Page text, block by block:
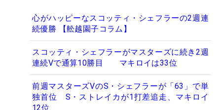
心がハッピーなスコッティ・シェフラーの2週連
続優勝 【舩越園子コラム】
スコッティ・シェフラーがマスターズに続き2週
連続Vで通算10勝目 マキロイは33位
前週マスターズVのS・シェフラーが「63」で単
独首位 S・ストレイカが1打差追走、マキロイ
12位